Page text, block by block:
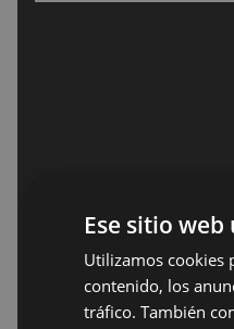
Ese sitio
Utilizamos cookies
contenido, los
tráfico. También